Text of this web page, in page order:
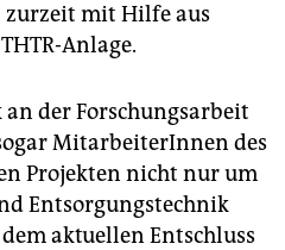
zurzeit mit Hilfe aus
Anlage.
der Forschungsarbeit
MitarbeiterInnen des
Projekten nicht nur um
Entsorgungstechnik
aktuellen Entschluss